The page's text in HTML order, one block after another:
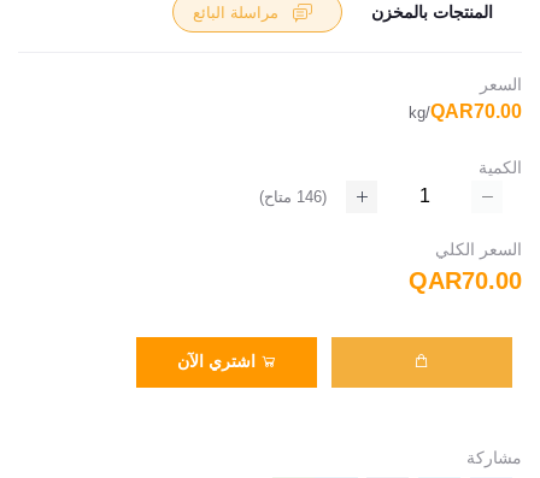
المنتجات بالمخزن
السعر
QAR70.00
/kg
الكمية
(
146 متاح)
السعر الكلي
QAR70.00
اشتري الآن
مشاركة